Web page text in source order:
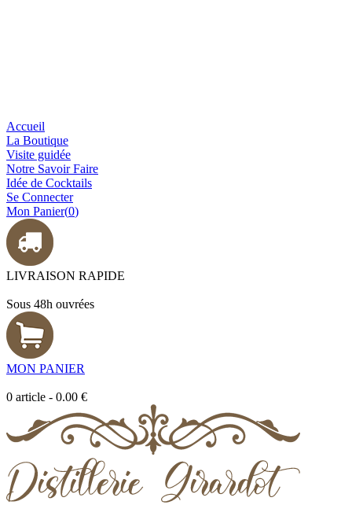
Accueil
La Boutique
Visite guidée
Notre Savoir Faire
Idée de Cocktails
Se Connecter
Mon Panier(0)
LIVRAISON RAPIDE
Sous 48h ouvrées
MON PANIER
0 article - 0.00 €